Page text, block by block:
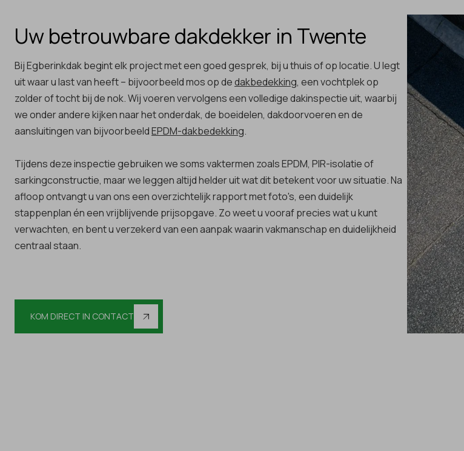
Uw betrouwbare dakdekker in Twente
Bij Egberinkdak begint elk project met een goed gesprek, bij u thuis of op locatie. U legt
uit waar u last van heeft – bijvoorbeeld mos op dedakbedekking, een vochtplek op
zolder of tocht bij de nok. Wij voeren vervolgens een volledige dakinspectie uit, waarbij
we onder andere kijken naar het onderdak, de boeidelen, dakdoorvoeren en de
aansluitingen van bijvoorbeeldEPDM-dakbedekking.
Tijdens deze inspectie gebruiken we soms vaktermen zoals EPDM, PIR-isolatie of
sarkingconstructie, maar we leggen altijd helder uit wat dit betekent voor uw situatie. Na
afloop ontvangt u van ons een overzichtelijk rapport met foto's, een duidelijk
stappenplan én een vrijblijvende prijsopgave. Zo weet u vooraf precies wat u kunt
verwachten, en bent u verzekerd van een aanpak waarin vakmanschap en duidelijkheid
centraal staan.
KOM DIRECT IN CONTACT